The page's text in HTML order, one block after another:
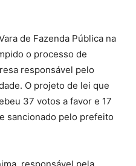
de Fazenda Pública na
o processo de
responsável pelo
O projeto de lei que
37 votos a favor e 17
sancionado pelo prefeito